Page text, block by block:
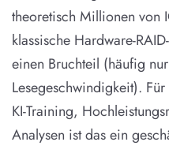
theoretisch Millionen von
klassische Hardware-
einen Bruchteil (häufig
Lesegeschwindigkeit).
KI-Training,
Analysen ist das ein